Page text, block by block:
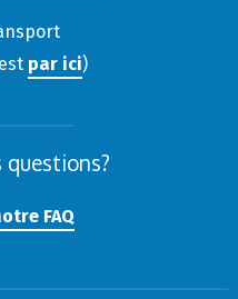
par ici)
questions?
FAQ